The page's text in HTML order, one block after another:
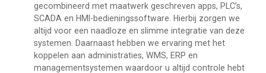
gecombineerd met maatwerk geschreven apps, PLC’s,
SCADA en HMI-bedieningssoftware. Hierbij zorgen we
altijd voor een naadloze en slimme integratie van deze
systemen. Daarnaast hebben we ervaring met het
koppelen aan administraties, WMS, ERP en
managementsystemen waardoor u altijd controle hebt